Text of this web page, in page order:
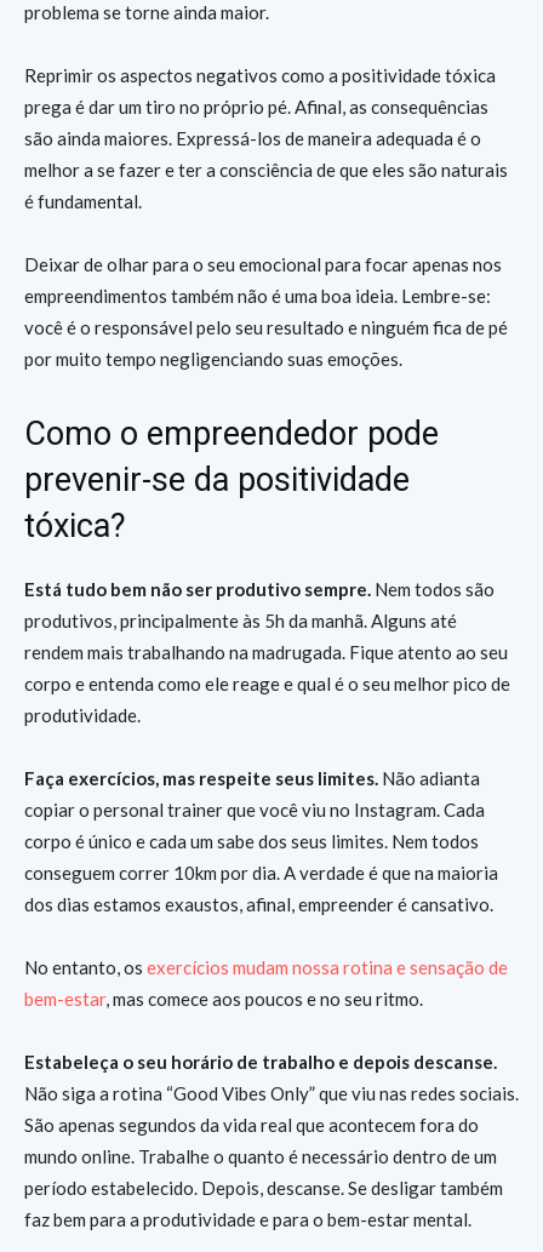
problema se torne ainda maior.
Reprimir os aspectos negativos como a positividade tóxica
prega é dar um tiro no próprio pé. Afinal, as consequências
são ainda maiores. Expressá-los de maneira adequada é o
melhor a se fazer e ter a consciência de que eles são naturais
é fundamental.
Deixar de olhar para o seu emocional para focar apenas nos
empreendimentos também não é uma boa ideia. Lembre-se:
você é o responsável pelo seu resultado e ninguém fica de pé
por muito tempo negligenciando suas emoções.
Como o empreendedor pode
prevenir-se da positividade
tóxica?
Está tudo bem não ser produtivo sempre. Nem todos são
produtivos, principalmente às 5h da manhã. Alguns até
rendem mais trabalhando na madrugada. Fique atento ao seu
corpo e entenda como ele reage e qual é o seu melhor pico de
produtividade.
Faça exercícios, mas respeite seus limites. Não adianta
copiar o personal trainer que você viu no Instagram. Cada
corpo é único e cada um sabe dos seus limites. Nem todos
conseguem correr 10km por dia. A verdade é que na maioria
dos dias estamos exaustos, afinal, empreender é cansativo.
No entanto, os exercícios mudam nossa rotina e sensação de
bem-estar, mas comece aos poucos e no seu ritmo.
Estabeleça o seu horário de trabalho e depois descanse.
Não siga a rotina “Good Vibes Only” que viu nas redes sociais.
São apenas segundos da vida real que acontecem fora do
mundo online. Trabalhe o quanto é necessário dentro de um
período estabelecido. Depois, descanse. Se desligar também
faz bem para a produtividade e para o bem-estar mental.